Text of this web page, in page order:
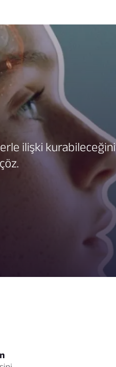
ilişki kurabileceğini